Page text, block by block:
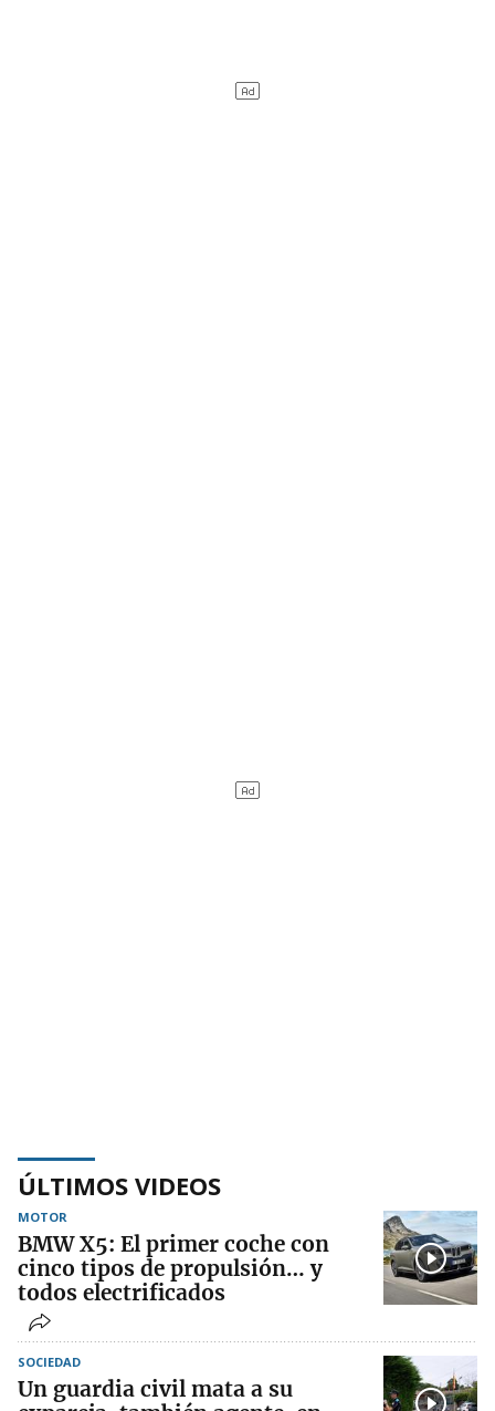
ÚLTIMOS VIDEOS
MOTOR
BMW X5: El primer coche con
cinco tipos de propulsión… y
todos electrificados
SOCIEDAD
Un guardia civil mata a su